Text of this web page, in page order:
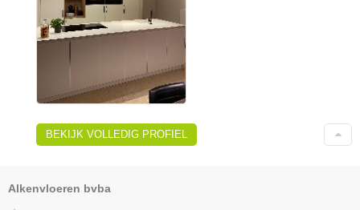
BEKIJK VOLLEDIG PROFIEL
Alkenvloeren bvba